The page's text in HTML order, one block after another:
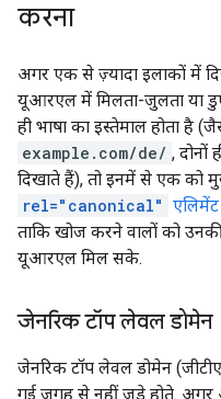
करना
अगर एक से ज़्यादा इलाकों में
यूआरएल में मिलता-जुलता या
ही भाषा का इस्तेमाल होता है
example.com/de/ , दोनों
दिखाते हैं), तो इनमें से एक को
rel="canonical" एलिमेंट
ताकि खोज करने वालों को
यूआरएल मिल सके.
जेनरिक टॉप लेवल डोमेन
जेनरिक टॉप लेवल डोमेन
गई जगह से नहीं जुड़े होते.